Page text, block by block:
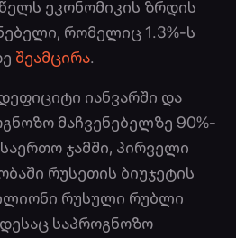
ეკონომიკის ზრდის
რომელიც 1.3%-ს
შეამცირა.
იანვარში და
მაჩვენებელზე 90%-
საერთო ჯამში, პირველი
რუსეთის ბიუჯეტის
რუსული რუბლი
საპროგნოზო